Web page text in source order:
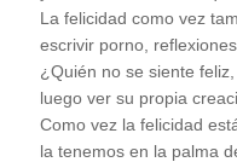
La felicidad como vez
escrivir porno,
¿Quién no se siente
luego ver su propia
Como vez la felicidad
la tenemos en la palma